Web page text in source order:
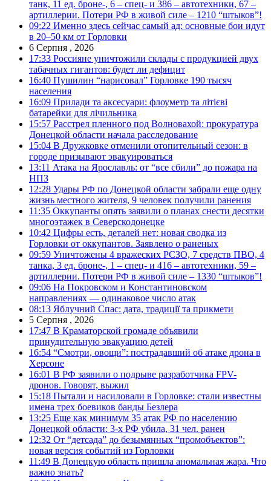
танк, 11 ед. броне-, 6 – спец- и 386 – автотехники, 67 –
артиллерии. Потери РФ в живой силе – 1210 “штыков”!
09:22 Именно здесь сейчас самый ад: основные бои идут
в 20–50 км от Горловки
6 Серпня , 2026
17:33 Россияне уничтожили склады с продукцией двух
табачных гигантов: будет ли дефицит
16:40 Пушилин “нарисовал” Горловке 190 тысяч
населения
16:09 Прилади та аксесуари: флоуметр та літієві
батарейки для лічильника
15:57 Расстрел пленного под Волновахой: прокуратура
Донецкой области начала расследование
15:04 В Дружковке отменили отопительный сезон: в
городе призывают эвакуироваться
13:11 Атака на Ярославль: от “все сбили” до пожара на
НПЗ
12:28 Удары РФ по Донецкой области забрали еще одну
жизнь местного жителя, 9 человек получили ранения
11:35 Оккупанты опять заявили о планах снести десятки
многоэтажек в Северскодонецке
10:42 Цифры есть, деталей нет: новая сводка из
Горловки от оккупантов. Заявлено о раненых
09:59 Уничтожены 4 вражеских РСЗО, 7 средств ПВО, 4
танка, 3 ед. броне-, 1 – спец- и 416 – автотехники, 59 –
артиллерии. Потери РФ в живой силе – 1330 “штыков”!
09:06 На Покровском и Константиновском
направлениях — одинаковое число атак
08:13 Яблучний Спас: дата, традиції та прикмети
5 Серпня , 2026
17:47 В Краматорской громаде объявили
принудительную эвакуацию детей
16:54 “Смотри, овощи”: пострадавший об атаке дрона в
Херсоне
16:01 В РФ заявили о подрыве разработчика FPV-
дронов. Говорят, выжил
15:18 Пытали и насиловали в Горловке: стали известны
имена трех боевиков банды Безлера
13:25 Еще как минимум 35 атак РФ по населению
Донецкой области: 3-х РФ убила, 31 чел. ранен
12:32 От “детсада” до безымянных “промобъектов”:
новая версия событий из Горловки
11:49 В Донецкую область пришла аномальная жара. Что
важно знать?